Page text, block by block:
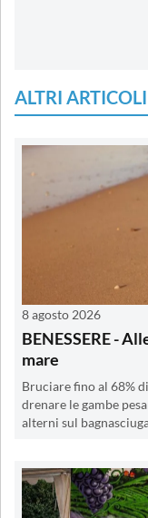
ALTRI
8 agosto 2026
BENESSERE -
mare
Bruciare fino al 68%
drenare le gambe
alterni sul